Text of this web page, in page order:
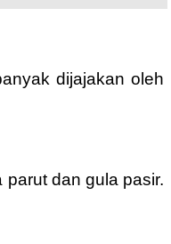
dijajakan oleh
dan gula pasir.